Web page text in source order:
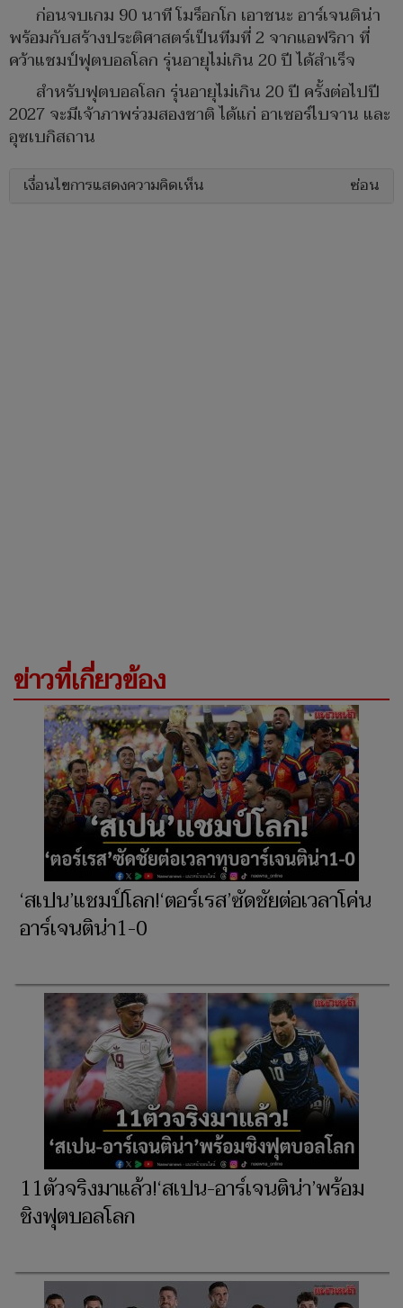
ก่อนจบเกม 90 นาที โมร็อกโก เอาชนะ อาร์เจนติน่า
พร้อมกับสร้างประติศาสตร์เป็นทีมที่ 2 จากแอฟริกา ที่
คว้าแชมป์ฟุตบอลโลก รุ่นอายุไม่เกิน 20 ปี ได้สำเร็จ
สำหรับฟุตบอลโลก รุ่นอายุไม่เกิน 20 ปี ครั้งต่อไปปี
2027 จะมีเจ้าภาพร่วมสองชาติ ได้แก่ อาเซอร์ไบจาน และ
อุซเบกิสถาน
เงื่อนไขการแสดงความคิดเห็น ซ่อน
ข่าวที่เกี่ยวข้อง
‘สเปน’แชมป์โลก!‘ตอร์เรส’ซัดชัยต่อเวลาโค่น
อาร์เจนติน่า1-0
11ตัวจริงมาแล้ว!‘สเปน-อาร์เจนติน่า’พร้อม
ชิงฟุตบอลโลก